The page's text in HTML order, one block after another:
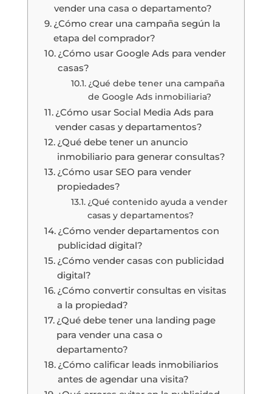
vender una casa o departamento?
¿Cómo crear una campaña según la
etapa del comprador?
¿Cómo usar Google Ads para vender
casas?
¿Qué debe tener una campaña
de Google Ads inmobiliaria?
¿Cómo usar Social Media Ads para
vender casas y departamentos?
¿Qué debe tener un anuncio
inmobiliario para generar consultas?
¿Cómo usar SEO para vender
propiedades?
¿Qué contenido ayuda a vender
casas y departamentos?
¿Cómo vender departamentos con
publicidad digital?
¿Cómo vender casas con publicidad
digital?
¿Cómo convertir consultas en visitas
a la propiedad?
¿Qué debe tener una landing page
para vender una casa o
departamento?
¿Cómo calificar leads inmobiliarios
antes de agendar una visita?